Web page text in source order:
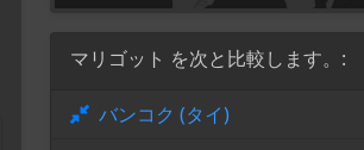
マリゴット を次と比較します。:
バンコク (タイ)